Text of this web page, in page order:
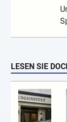
LESEN SIE